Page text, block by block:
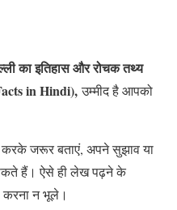
का इतिहास और रोचक तथ्य
in Hindi),उम्मीद है आपको
जरूर बताएं, अपने सुझाव या
हैं। ऐसे ही लेख पढ़ने के
करना न भूले।